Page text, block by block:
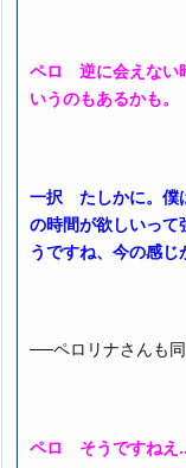
ペロ 逆に会えない
いうのもあるかも。
一択 たしかに。僕
の時間が欲しいって
うですね、今の感じ
──ペロリナさんも
ペロ そうですねえ